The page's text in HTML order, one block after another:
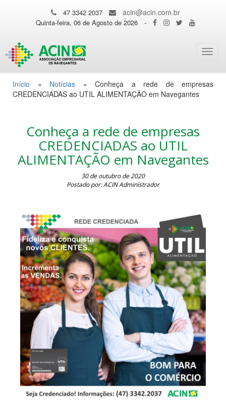
47 3342 2037 acin@acin.com.br
Quinta-feira, 06 de Agosto de 2026 -
Início » Notícias » Conheça a rede de empresas
CREDENCIADAS ao UTIL ALIMENTAÇÃO em Navegantes
Conheça a rede de empresas
CREDENCIADAS ao UTIL
ALIMENTAÇÃO em Navegantes
30 de outubro de 2020
Postado por: ACIN Administrador